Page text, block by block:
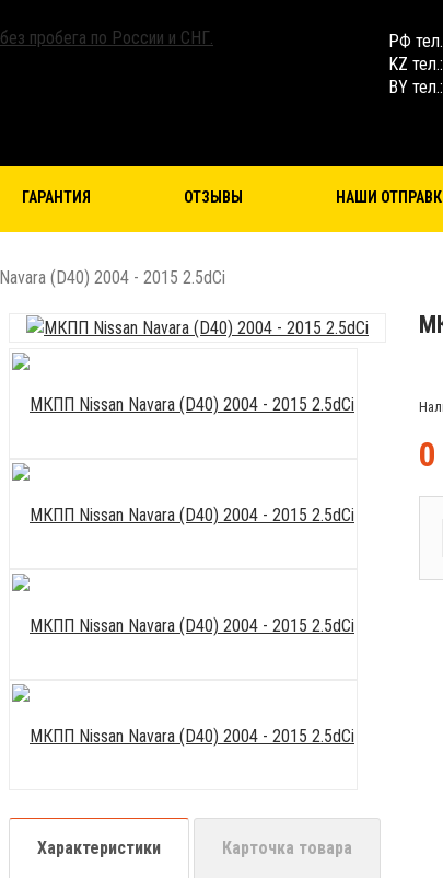
РФ
KZ
BY
ГАРАНТИЯ ОТЗЫВЫ НАШИ
(D40) 2004 - 2015 2.5dCi
0
Характеристики Карточка товара